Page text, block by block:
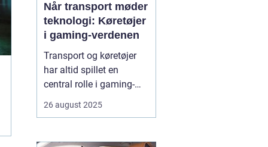
Når transport møder
teknologi: Køretøjer
i gaming-verdenen
Transport og køretøjer
har altid spillet en
central rolle i gaming-
racingspil til futuristiske
motorcykler og lastbiler
26 august 2025